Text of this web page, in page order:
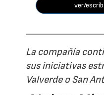
ver/
La compañía
sus iniciativas
Valverde o San